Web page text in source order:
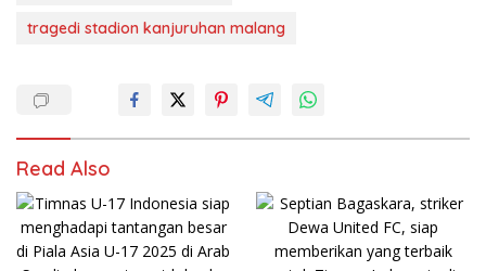
tragedi stadion kanjuruhan malang
Read Also